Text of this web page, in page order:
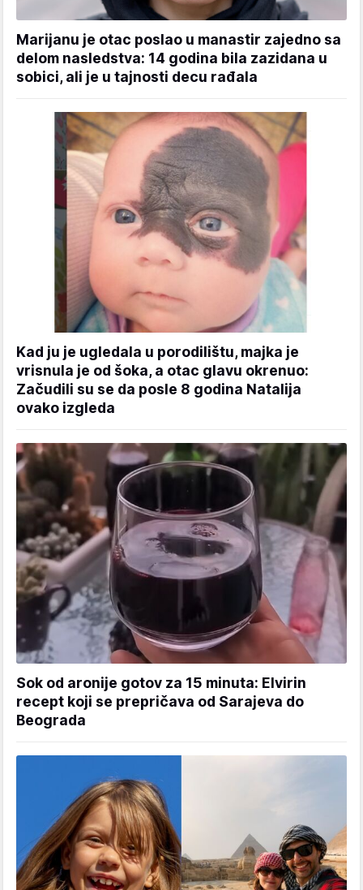
Marijanu je otac poslao u manastir zajedno sa
delom nasledstva: 14 godina bila zazidana u
sobici, ali je u tajnosti decu rađala
Kad ju je ugledala u porodilištu, majka je
vrisnula je od šoka, a otac glavu okrenuo:
Začudili su se da posle 8 godina Natalija
ovako izgleda
Sok od aronije gotov za 15 minuta: Elvirin
recept koji se prepričava od Sarajeva do
Beograda